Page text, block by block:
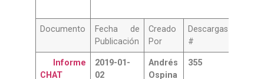
Documento
Fecha de
Publicación
Creado
Por
Descargas
#
Informe
CHAT
2019-01-
02
Andrés
Ospina
355